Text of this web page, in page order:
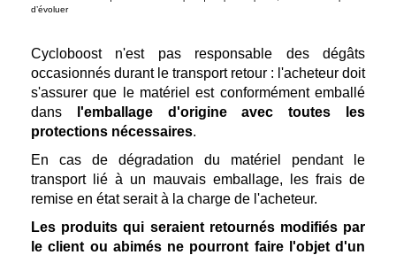
d’évoluer
Cycloboost n'est pas responsable des dégâts
occasionnés durant le transport retour : l'acheteur doit
s'assurer que le matériel est conformément emballé
dans
l'emballage d'origine avec toutes les
protections nécessaires.
En cas de dégradation du matériel pendant le
transport lié à un mauvais emballage, les frais de
remise en état serait à la charge de l'acheteur.
Les produits qui seraient retournés modifiés par
le client ou abimés ne pourront faire l'objet d'un